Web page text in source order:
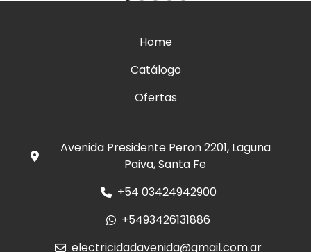
Home
Catálogo
Ofertas
Avenida Presidente Peron 2201, Laguna
Paiva, Santa Fe
+54 03424942900
+5493426131886
electricidadavenida@gmail.com.ar